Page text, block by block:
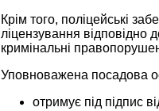
Крім того, поліцейські
ліцензування відповідно
кримінальні
Уповноважена посадова
отримує під підпис